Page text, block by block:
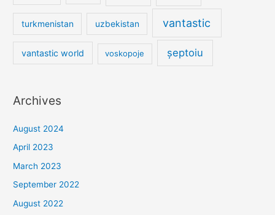
turkmenistan uzbekistan vantastic
vantastic world voskopoje șeptoiu
Archives
August 2024
April 2023
March 2023
September 2022
August 2022